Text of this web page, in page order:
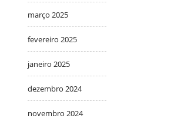
março 2025
fevereiro 2025
janeiro 2025
dezembro 2024
novembro 2024